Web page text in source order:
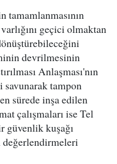
geçici olmaktan
devrilmesinin
Anlaşması'nın
tampon
sürede inşa edilen
çalışmaları ise Tel
güvenlik kuşağı